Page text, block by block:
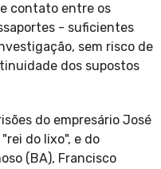
contato entre os
- suficientes
sem risco de
dos supostos
do empresário José
do lixo", e do
(BA), Francisco